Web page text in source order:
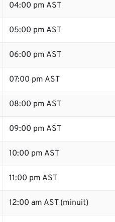
04:00 pm AST
05:00 pm AST
06:00 pm AST
07:00 pm AST
08:00 pm AST
09:00 pm AST
10:00 pm AST
11:00 pm AST
12:00 am AST (minuit)